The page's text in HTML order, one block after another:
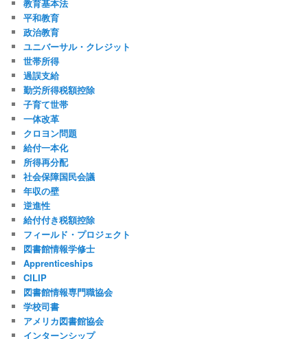
教育基本法
平和教育
政治教育
ユニバーサル・クレジット
世帯所得
過誤支給
勤労所得税額控除
子育て世帯
一体改革
クロヨン問題
給付一本化
所得再分配
社会保障国民会議
年収の壁
逆進性
給付付き税額控除
フィールド・プロジェクト
図書館情報学修士
Apprenticeships
CILIP
図書館情報専門職協会
学校司書
アメリカ図書館協会
インターンシップ